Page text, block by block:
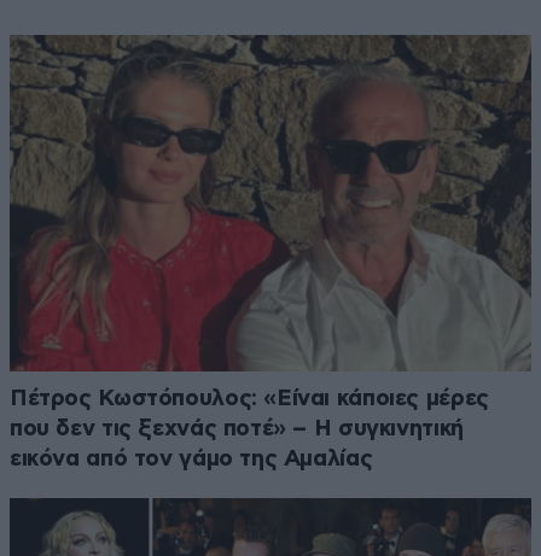
Πέτρος Κωστόπουλος: «Είναι κάποιες μέρες
που δεν τις ξεχνάς ποτέ» – Η συγκινητική
εικόνα από τον γάμο της Αμαλίας